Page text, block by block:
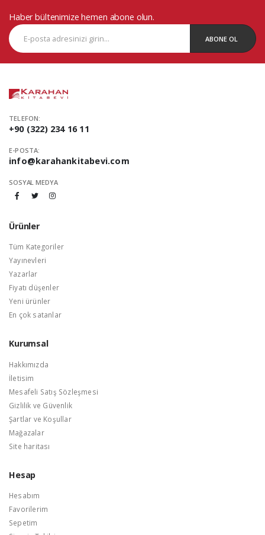
Haber bültenimize hemen abone olun.
ABONE OL
TELEFON:
+90 (322) 234 16 11
E-POSTA:
info@karahankitabevi.com
SOSYAL MEDYA
Ürünler
Tüm Kategoriler
Yayınevleri
Yazarlar
Fiyatı düşenler
Yeni ürünler
En çok satanlar
Kurumsal
Hakkımızda
İletisim
Mesafeli Satış Sözleşmesi
Gizlilik ve Güvenlik
Şartlar ve Koşullar
Mağazalar
Site haritası
Hesap
Hesabım
Favorilerim
Sepetim